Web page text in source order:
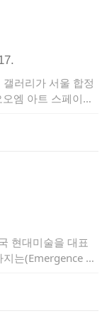
- 17.
러리가 서울 합정
엠 아트 스페이스
현대미술을 대표
는(Emergence an